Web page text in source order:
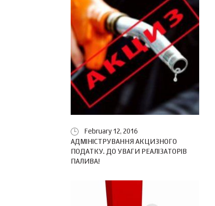
February 12, 2016
АДМІНІСТРУВАННЯ АКЦИЗНОГО
ПОДАТКУ. ДО УВАГИ РЕАЛІЗАТОРІВ
ПАЛИВА!